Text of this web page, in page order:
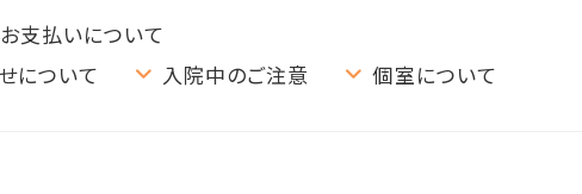
支払いについて
について
入院中のご注意 個室について